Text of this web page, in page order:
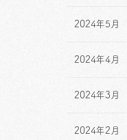
2024年5月
2024年4月
2024年3月
2024年2月